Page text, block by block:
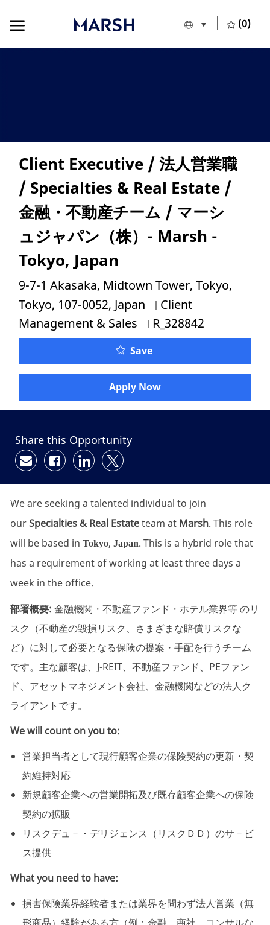
Language
European Union
(0)
Client Executive / 法人営業職
/ Specialties & Real Estate /
金融・不動産チーム / マーシ
ュジャパン（株）- Marsh -
Tokyo, Japan
Location
9-7-1 Akasaka, Midtown Tower, Tokyo,
Tokyo, 107-0052, Japan
Category
Client
Management & Sales
Job Id
R_328842
Save
Apply Now
Share this Opportunity
Share via email
Share via Facebook
Share via LinkedIn
Share via twitter
We are seeking a talented individual to join
ourSpecialties & Real Estateteam at Marsh. This role
will be based in Tokyo, Japan. This is a hybrid role that
has a requirement of working at least three days a
week in the office.
部署概要: 金融機関・不動産ファンド・ホテル業界等のリ
スク（不動産の毀損リスク、さまざまな賠償リスクな
ど）に対して必要となる保険の提案・手配を行うチーム
です。 主な顧客は、J-REIT、不動産ファンド、PEファン
ド、アセットマネジメント会社、金融機関などの法人ク
ライアントです。
We will count on you to:
営業担当者として現行顧客企業の保険契約の更新・契
約維持対応
新規顧客企業への営業開拓及び既存顧客企業への保険
契約の拡販
リスクデュ－・デリジェンス（リスクＤＤ）のサ－ビ
ス提供
What you need to have:
損害保険業界経験者または業界を問わず法人営業（無